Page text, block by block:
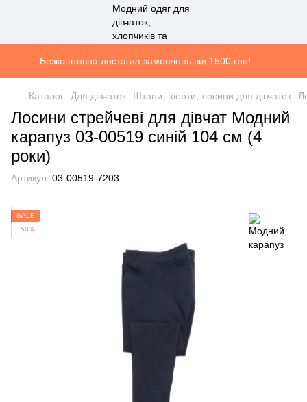
Безкоштовна доставка замовлень від 1500 грн!
Каталог Для дівчаток Штани, шорти, лосини для дівчаток
Лосини стрейчеві для дівчат Модний
карапуз 03-00519 синій 104 см (4
роки)
Артикул: 03-00519-7203
SALE
−50%